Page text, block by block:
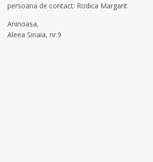
persoana de contact: Rodica Margarit
Aninoasa,
Aleea Sinaia, nr.9